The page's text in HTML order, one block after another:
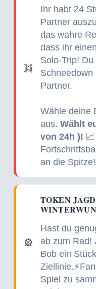
👯
Ihr habt 24
Partner
das wahre
dass ihr
Solo-Trip!
Schneedown
Partner.
Wähle deine
aus. Wählt
von 24h )!
an die Spitze!
🎡
TOKEN
Hast du
ab zum Rad!
Bob ein
Spiel zu